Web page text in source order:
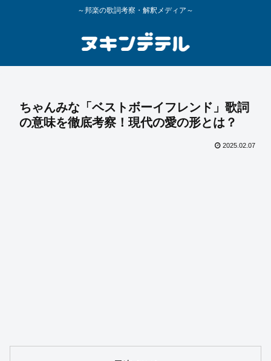
～邦楽の歌詞考察・解釈メディア～
ちゃんみな「ベストボーイフレンド」歌詞
の意味を徹底考察！現代の愛の形とは？
2025.02.07